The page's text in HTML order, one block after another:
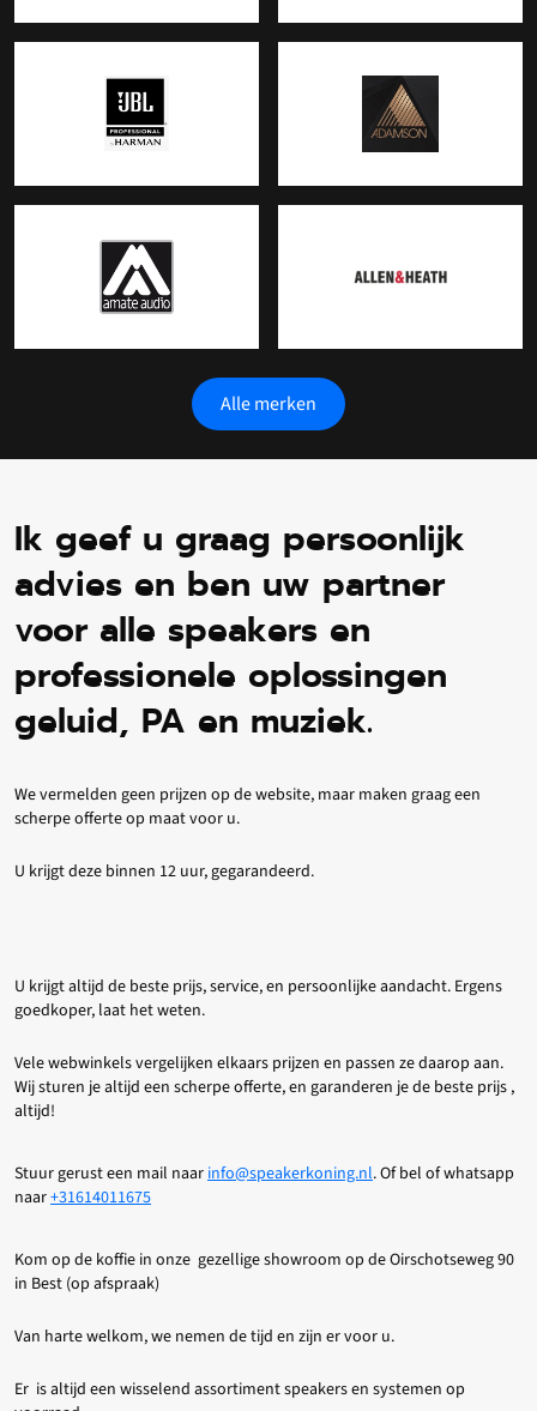
Alle merken
Ik geef u graag persoonlijk
advies en ben uw partner
voor alle speakers en
professionele oplossingen
geluid, PA en muziek.
We vermelden geen prijzen op de website, maar maken graag een
scherpe offerte op maat voor u.
U krijgt deze binnen 12 uur, gegarandeerd.
U krijgt altijd de beste prijs, service, en persoonlijke aandacht. Ergens
goedkoper, laat het weten.
Vele webwinkels vergelijken elkaars prijzen en passen ze daarop aan.
Wij sturen je altijd een scherpe offerte, en garanderen je de beste prijs ,
altijd!
Stuur gerust een mail naar info@speakerkoning.nl. Of bel of whatsapp
naar+31614011675
Kom op de koffie in onze gezellige showroom op de Oirschotseweg 90
in Best (op afspraak)
Van harte welkom, we nemen de tijd en zijn er voor u.
Er is altijd een wisselend assortiment speakers en systemen op